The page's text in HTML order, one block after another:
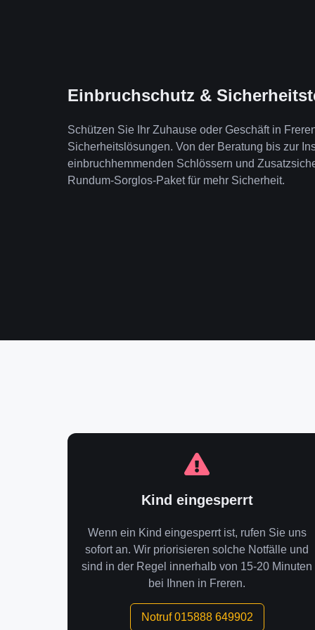
Einbruchschutz &
Schützen Sie Ihr Zuhause oder Geschäft in
Sicherheitslösungen. Von der Beratung bis zur
einbruchhemmenden Schlössern und
Rundum-Sorglos-Paket für mehr Sicherheit.
Kind eingesperrt
Wenn ein Kind eingesperrt ist, rufen Sie uns
sofort an. Wir priorisieren solche Notfälle und
sind in der Regel innerhalb von 15-20 Minuten
bei Ihnen in Freren.
Notruf 015888 649902